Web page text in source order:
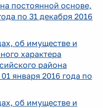
постоянной основе,
по 31 декабря 2016
об имуществе и
характера
района
января 2016 года по
об имуществе и